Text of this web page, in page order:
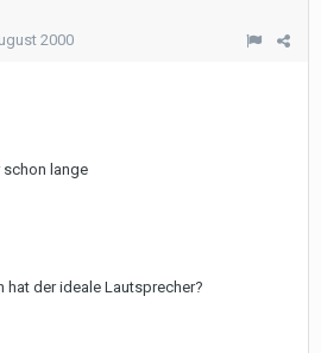
2000
schon lange
hat der ideale Lautsprecher?